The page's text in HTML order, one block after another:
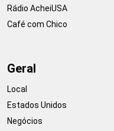
Rádio AcheiUSA
Café com Chico
Geral
Local
Estados Unidos
Negócios